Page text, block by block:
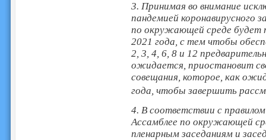
3. Принимая во внимание
пандемией коронавирусного
по окружающей среде будет
2021 года, с тем чтобы
2, 3, 4, 6, 8 и 12
ожидается, приостановит
совещания, которое, как
года, чтобы завершить
4. В соответствии с
Ассамблее по окружающей
пленарным заседаниям и